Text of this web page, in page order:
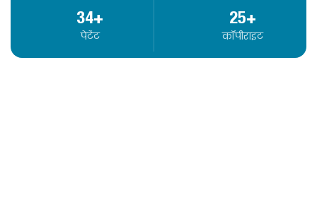
34+
पेटेंट
25+
कॉपीराइट